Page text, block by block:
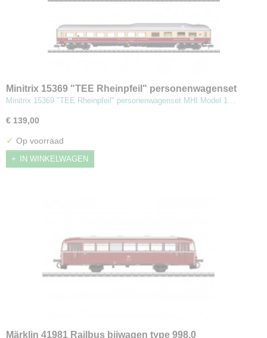
Minitrix 15369 "TEE Rheinpfeil" personenwagenset
Minitrix 15369 "TEE Rheinpfeil" personenwagenset MHI Model 1…
€ 139,00
✓ Op voorraad
IN WINKELWAGEN
Märklin 41981 Railbus bijwagen type 998.0